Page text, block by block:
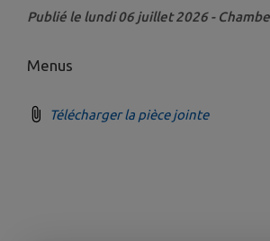
Publié le lundi 06 juillet 2026 -
Menus
Télécharger la pièce jointe